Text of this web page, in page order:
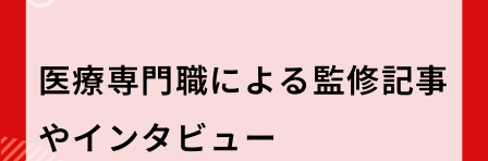
医療専門職による監修記事
やインタビュー